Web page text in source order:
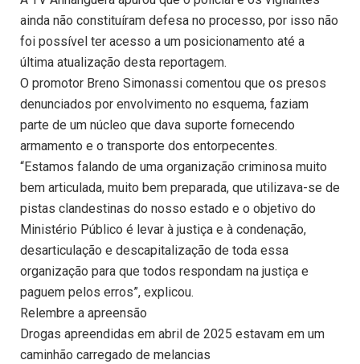
ainda não constituíram defesa no processo, por isso não
foi possível ter acesso a um posicionamento até a
última atualização desta reportagem.
O promotor Breno Simonassi comentou que os presos
denunciados por envolvimento no esquema, faziam
parte de um núcleo que dava suporte fornecendo
armamento e o transporte dos entorpecentes.
“Estamos falando de uma organização criminosa muito
bem articulada, muito bem preparada, que utilizava-se de
pistas clandestinas do nosso estado e o objetivo do
Ministério Público é levar à justiça e à condenação,
desarticulação e descapitalização de toda essa
organização para que todos respondam na justiça e
paguem pelos erros”, explicou.
Relembre a apreensão
Drogas apreendidas em abril de 2025 estavam em um
caminhão carregado de melancias